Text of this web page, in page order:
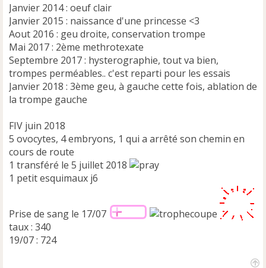
Janvier 2014 : oeuf clair
Janvier 2015 : naissance d'une princesse <3
Aout 2016 : geu droite, conservation trompe
Mai 2017 : 2ème methrotexate
Septembre 2017 : hysterographie, tout va bien,
trompes perméables.. c'est reparti pour les essais
Janvier 2018 : 3ème geu, à gauche cette fois, ablation de
la trompe gauche
FIV juin 2018
5 ovocytes, 4 embryons, 1 qui a arrêté son chemin en
cours de route
1 transféré le 5 juillet 2018
1 petit esquimaux j6
Prise de sang le 17/07
taux : 340
19/07 : 724